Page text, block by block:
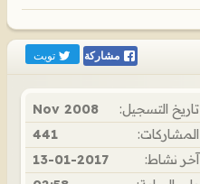
مشاركة تويت
تاريخ التسجيل:
Nov 2008
المشاركات:
441
آخر نشاط:
13-01-2017